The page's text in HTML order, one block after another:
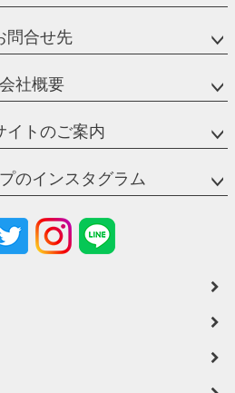
問合せ先
会社概要
イトのご案内
のインスタグラム